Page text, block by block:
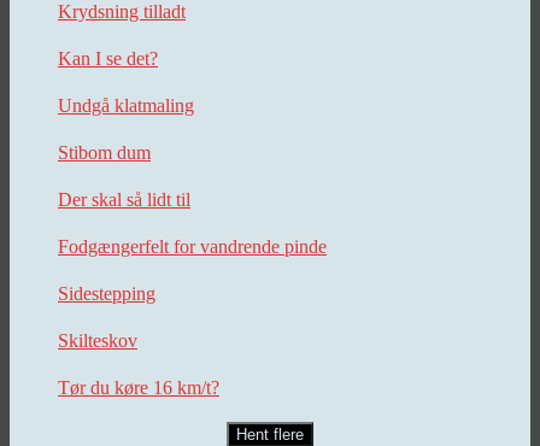
Krydsning tilladt
Kan I se det?
Undgå klatmaling
Stibom dum
Der skal så lidt til
Fodgængerfelt for vandrende pinde
Sidestepping
Skilteskov
Tør du køre 16 km/t?
Hent flere